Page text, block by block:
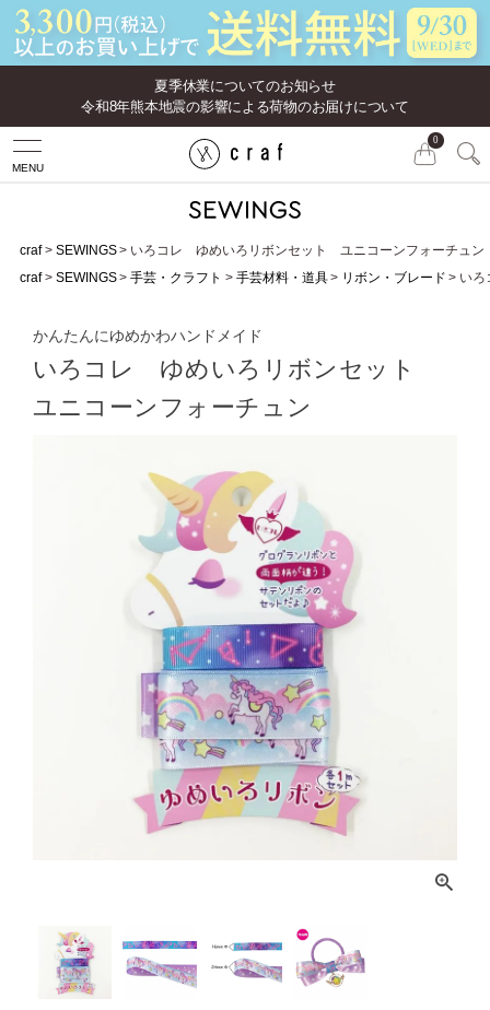
夏季休業についてのお知らせ
令和8年熊本地震の影響による荷物のお届けについて
MENU
0
craf SEWINGS
いろコレ ゆめいろリボンセット ユニコーンフォーチュン
craf
SEWINGS 手芸・クラフト 手芸材料・道具 リボン・ブレード い
かんたんにゆめかわハンドメイド
いろコレ ゆめいろリボンセット
ユニコーンフォーチュン